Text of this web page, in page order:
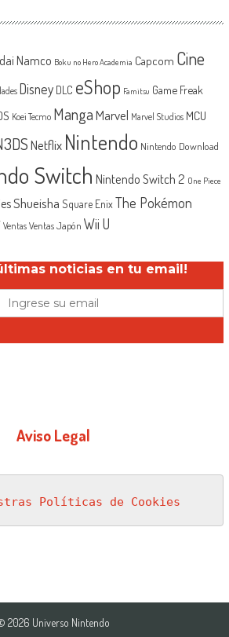
Namco Boku no Hero Academia Capcom Cine
Disney DLC eShop Famitsu Game Freak
Koei Tecmo MangaMarvel Marvel Studios MCU
Netflix Nintendo Nintendo Download
Switch Nintendo Switch 2 One Piece
Shueisha Square EnixThe Pokémon
Ventas Ventas Japón Wii U
noticias en tu email!
Aviso Legal
Políticas de Cookies
2026 Universo Nintendo